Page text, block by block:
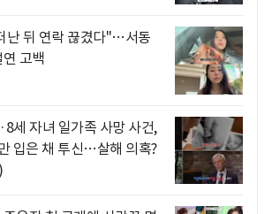
난 뒤 연락 끊겼다"…서동
고백
세 자녀 일가족 사망 사건,
입은 채 투신…살해 의혹?